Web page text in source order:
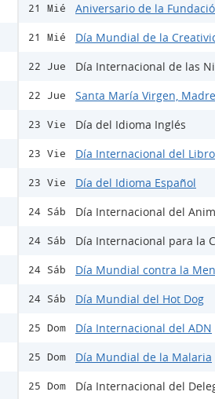
21 Mié Aniversario de la
21 Mié Día Mundial de la
22 Jue Día Internacional de las
22 Jue Santa María Virgen,
23 Vie Día del Idioma Inglés
23 Vie Día Internacional del Libro
23 Vie Día del Idioma Español
24 Sáb Día Internacional del
24 Sáb Día Internacional para la
24 Sáb Día Mundial contra la
24 Sáb Día Mundial del Hot Dog
25 Dom Día Internacional del ADN
25 Dom Día Mundial de la Malaria
25 Dom Día Internacional del